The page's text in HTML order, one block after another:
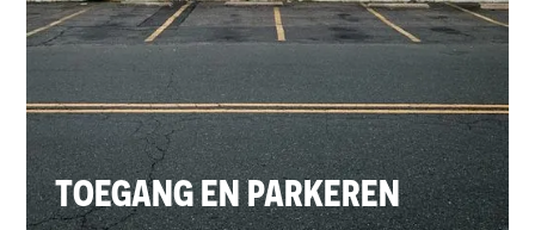
TOEGANG EN PARKEREN